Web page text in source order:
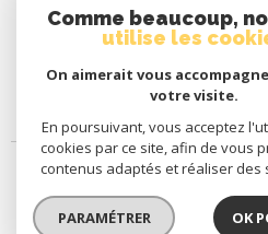
© 2026 | Tous droits réservés |
Comme beaucoup,
utilise les
On aimerait vous
votre visite.
En poursuivant, vous acceptez
cookies par ce site, afin de vous
contenus adaptés et réaliser des
PARAMÉTRER OK